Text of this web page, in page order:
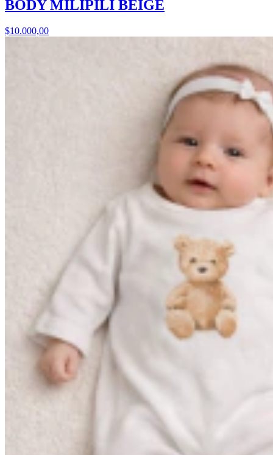
BODY MILIPILI BEIGE
$10.000,00